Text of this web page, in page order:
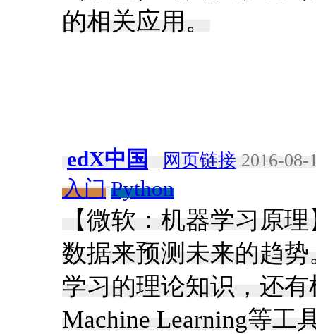
的相关应用。
edX中国 网页链接 2016-08-
入门 Python
【微软：机器学习原
数据来预测未来的趋
学习的理论知识，还有
Machine Learning等工